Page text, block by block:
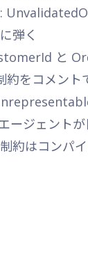
弾く
と
をコメント
ージェント
約はコンパ